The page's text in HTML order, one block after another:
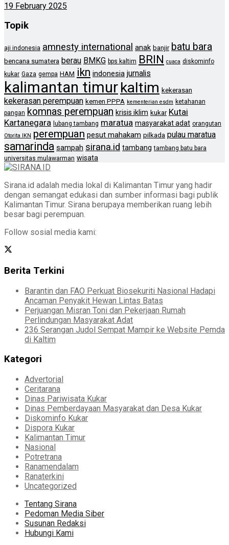
19 February 2025
Topik
aji indonesia amnesty international anak banjir batu bara
bencana sumatera berau BMKG bps kaltim BRIN cuaca diskominfo
kukar Gaza gempa HAM ikn indonesia jurnalis
kalimantan timurkaltim kekerasan
kekerasan perempuan kemen PPPA kementerian esdm ketahanan
pangan komnas perempuan krisis iklim kukar Kutai
Kartanegara lubang tambang maratua masyarakat adat orangutan
Otorita IKN perempuan pesut mahakam pilkada pulau maratua
samarinda sampah sirana.id tambang tambang batu bara
universitas mulawarman wisata
Sirana.id adalah media lokal di Kalimantan Timur yang hadir
dengan semangat edukasi dan sumber informasi bagi publik
Kalimantan Timur. Sirana berupaya memberikan ruang lebih
besar bagi perempuan.
Follow sosial media kami:
Berita Terkini
Barantin dan FAO Perkuat Biosekuriti Nasional Hadapi
Ancaman Penyakit Hewan Lintas Batas
Perjuangan Misran Toni dan Pekerjaan Rumah
Perlindungan Masyarakat Adat
236 Serangan Judol Sempat Mampir ke Website Pemda
di Kaltim
Kategori
Advertorial
Ceritarana
Dinas Pariwisata Kukar
Dinas Pemberdayaan Masyarakat dan Desa Kukar
Diskominfo Kukar
Dispora Kukar
Kalimantan Timur
Nasional
Potretrana
Ranamendalam
Ranaterkini
Uncategorized
Tentang Sirana
Pedoman Media Siber
Susunan Redaksi
Hubungi Kami